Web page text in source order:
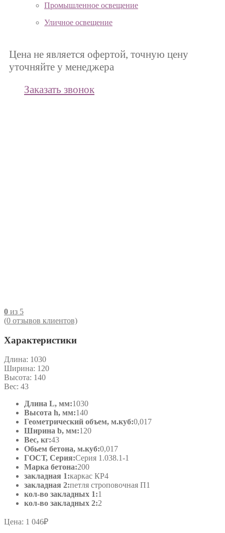
Промышленное освещение
Уличное освещение
Цена не является офертой, точную цену
уточняйте у менеджера
Заказать звонок
0 из 5
(0 отзывов клиентов)
Характеристики
Длина: 1030
Ширина: 120
Высота: 140
Вес: 43
Длина L, мм:1030
Высота h, мм:140
Геометрический объем, м.куб:0,017
Ширина b, мм:120
Вес, кг:43
Обьем бетона, м.куб:0,017
ГОСТ, Серия:Серия 1.038.1-1
Марка бетона:200
закладная 1:каркас КР4
закладная 2:петля строповочная П1
кол-во закладных 1:1
кол-во закладных 2:2
Цена: 1 046₽